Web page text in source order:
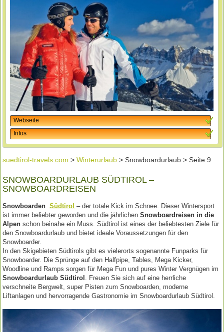
Webseite
Infos
suedtirol-travels.com >Winterurlaub > Snowboardurlaub > Seite 9
SNOWBOARDURLAUB SÜDTIROL –
SNOWBOARDREISEN
SnowboardenSüdtirol – der totale Kick im Schnee. Dieser Wintersport
ist immer beliebter geworden und die jährlichenSnowboardreisen in die
Alpen schon beinahe ein Muss. Südtirol ist eines der beliebtesten Ziele für
den Snowboardurlaub und bietet ideale Voraussetzungen für den
Snowboarder.
In den Skigebieten Südtirols gibt es vielerorts sogenannte Funparks für
Snowboarder. Die Sprünge auf den Halfpipe, Tables, Mega Kicker,
Woodline und Ramps sorgen für Mega Fun und pures Winter Vergnügen im
Snowboardurlaub Südtirol
. Freuen Sie sich auf eine herrliche
verschneite Bergwelt, super Pisten zum Snowboarden, moderne
Liftanlagen und hervorragende Gastronomie im Snowboardurlaub Südtirol.